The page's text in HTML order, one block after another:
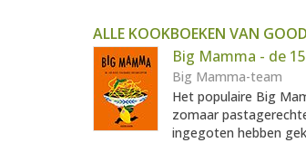
ALLE KOOKBOEKEN VAN
Big Mamma - de
Big Mamma-team
Het populaire Big
zomaar
ingegoten hebben